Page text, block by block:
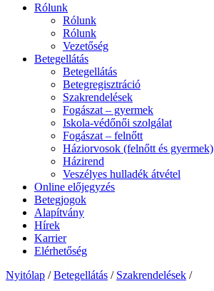
Rólunk
Rólunk
Rólunk
Vezetőség
Betegellátás
Betegellátás
Betegregisztráció
Szakrendelések
Fogászat – gyermek
Iskola-védőnői szolgálat
Fogászat – felnőtt
Háziorvosok (felnőtt és gyermek)
Házirend
Veszélyes hulladék átvétel
Online előjegyzés
Betegjogok
Alapítvány
Hírek
Karrier
Elérhetőség
Nyitólap / Betegellátás / Szakrendelések /